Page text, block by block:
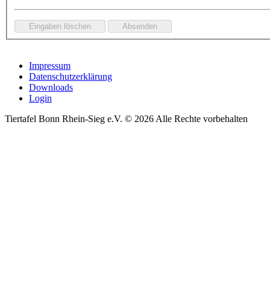
Impressum
Datenschutzerklärung
Downloads
Login
Tiertafel Bonn Rhein-Sieg e.V. © 2026 Alle Rechte vorbehalten